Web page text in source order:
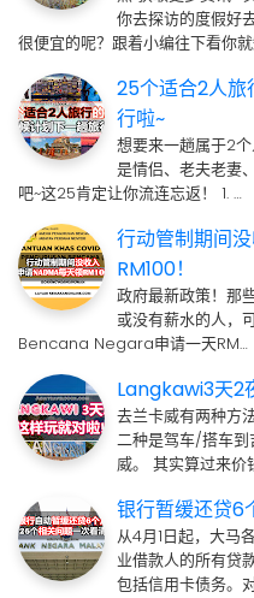
你去探访的度假好
很便宜的呢？跟着小编往下看你
25个适合2人旅
行啦~
想要来一趟属于2
是情侣、老夫老妻
吧~这25肯定让你流连忘返！ 1. …
行动管制期间
RM100！
政府最新政策！那
或没有薪水的人，
Bencana Negara申请一天RM…
Langkawi3天2
去兰卡威有两种方
二种是驾车/搭车
威。 其实算过来价
银行暂缓还贷6
从4月1日起，大马
业借款人的所有贷
包括信用卡债务。